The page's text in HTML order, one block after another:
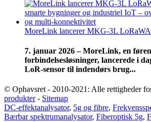
MoreLink lancerer MKG-3L
7. januar 2026 – MoreLink, en
forbindelsesløsninger, lancerede i
LoR-sensor til indendørs brug...
© Ophavsret - 2010-2021: Alle rettigheder
produkter- Sitemap
DC-effektanalysator, 5g og fibre,
Bærbar spektrumanalysator, Fiberoptisk 5g,